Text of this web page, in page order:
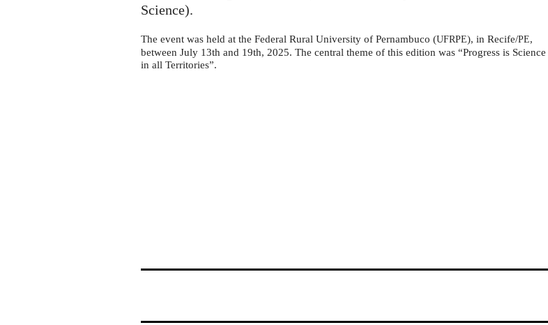
Science).
The event was held at the Federal Rural University of Pernambuco (UFRPE), in Recife/PE,
between July 13th and 19th, 2025. The central theme of this edition was “Progress is Science
in all Territories”.